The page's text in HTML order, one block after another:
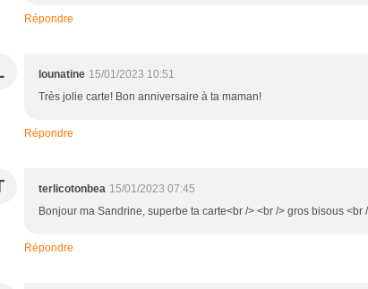
Répondre
lounatine 15/01/2023 10:51
Très jolie carte! Bon anniversaire à ta maman!
Répondre
terlicotonbea 15/01/2023 07:45
Bonjour ma Sandrine, superbe ta carte<br /> <br /> gros bisous <br
Répondre